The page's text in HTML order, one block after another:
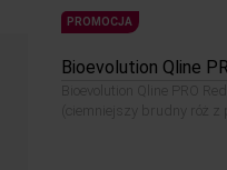
PROMOCJA
Bioevolution Qline
Bioevolution Qline PRO
(ciemniejszy brudny róż